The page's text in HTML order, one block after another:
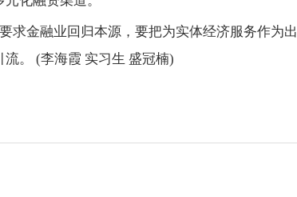
求金融业回归本源，要把为实体经济服务作为出
。 (李海霞 实习生 盛冠楠)